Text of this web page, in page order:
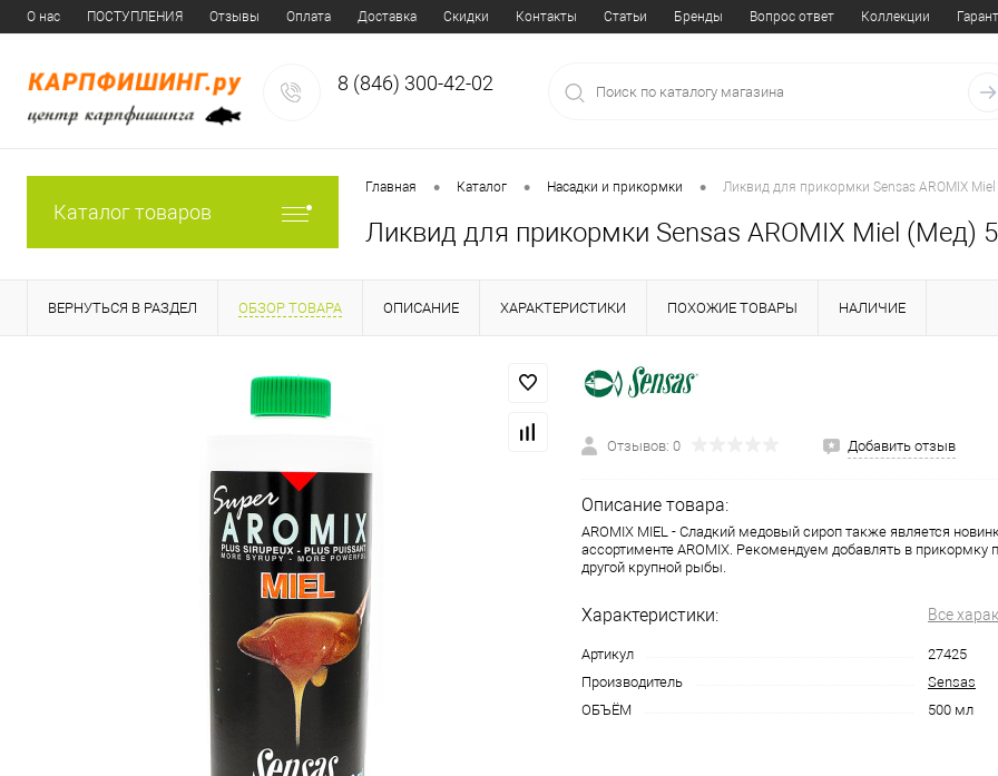
О нас ПОСТУПЛЕНИЯ Отзывы Оплата Доставка Скидки Контакты Статьи Бренды Вопрос ответ Коллекции
8 (846) 300-42-02
Каталог товаров
Главная • Каталог • Насадки и прикормки • Ликвид для прикормки Sensas AROMIX
Ликвид для прикормки Sensas AROMIX Miel (Мед)
ВЕРНУТЬСЯ В РАЗДЕЛ ОБЗОР ТОВАРА ОПИСАНИЕ ХАРАКТЕРИСТИКИ ПОХОЖИЕ ТОВАРЫ НАЛИЧИЕ
Отзывов: 0 Добавить отзыв
Описание товара:
AROMIX MIEL - Сладкий медовый сироп также является
ассортименте AROMIX. Рекомендуем добавлять в прикормку
другой крупной рыбы.
Характеристики: Все
Артикул
27425
Производитель
Sensas
ОБЪЁМ
500 мл